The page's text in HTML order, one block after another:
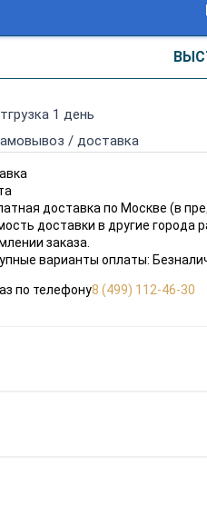
1 день
/ доставка
доставка по Москве (в
доставки в другие города
заказа.
варианты оплаты:
по телефону8 (499) 112-46-30